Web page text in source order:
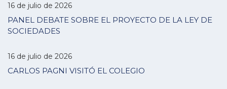
16 de julio de 2026
PANEL DEBATE SOBRE EL PROYECTO DE LA LEY DE
SOCIEDADES
16 de julio de 2026
CARLOS PAGNI VISITÓ EL COLEGIO